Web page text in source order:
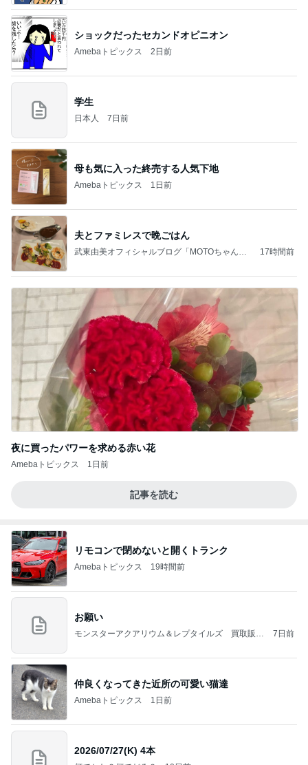
ショックだったセカンドオピニオン
Amebaトピックス 2日前
学生
日本人 7日前
母も気に入った終売する人気下地
Amebaトピックス 1日前
夫とファミレスで晩ごはん
武東由美オフィシャルブログ「MOTOちゃんと
17時間前
夜に買ったパワーを求める赤い花
Amebaトピックス 1日前
記事を読む
リモコンで閉めないと開くトランク
Amebaトピックス 19時間前
お願い
モンスターアクアリウム＆レプタイルズ 買取販売
7日前
仲良くなってきた近所の可愛い猫達
Amebaトピックス 1日前
2026/07/27(K) 4本